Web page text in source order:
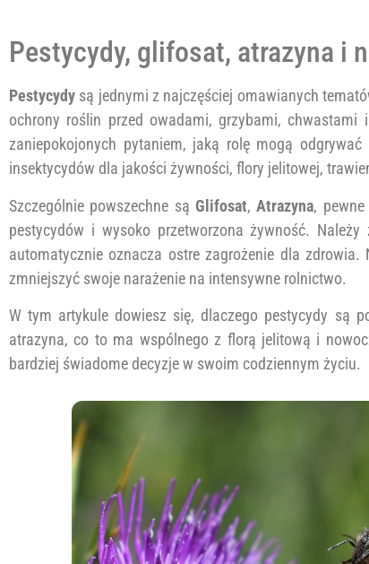
Pestycydy, glifosat, atrazyna i
Pestycydy są jednymi z najczęściej omawianych
ochrony roślin przed owadami, grzybami,
zaniepokojonych pytaniem, jaką rolę mogą
insektycydów dla jakości żywności, flory jelitowej,
Szczególnie powszechne są Glifosat,Atrazyna, pewne
pestycydów i wysoko przetworzona żywność.
automatycznie oznacza ostre zagrożenie dla
zmniejszyć swoje narażenie na intensywne rolnictwo.
W tym artykule dowiesz się, dlaczego pestycydy są
atrazyna, co to ma wspólnego z florą jelitową i
bardziej świadome decyzje w swoim codziennym życiu.